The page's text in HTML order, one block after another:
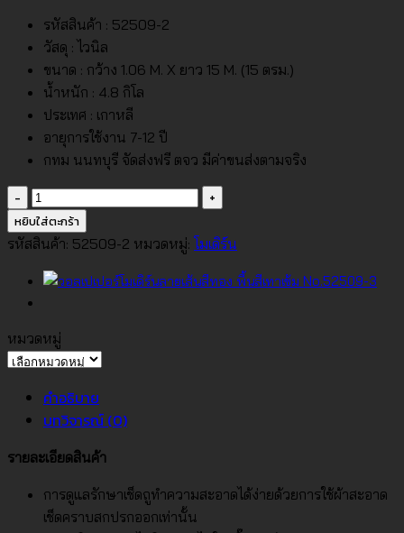
รหัสสินค้า : 52509-2
วัสดุ : ไวนิล
ขนาด : กว้าง 1.06 M. X ยาว 15 M. (15 ตรม.)
น้ำหนัก : 4.8 กิโล
ประเทศ : เกาหลี
อายุการใช้งาน 7-12 ปี
กทม นนทบุรี จัดส่งฟรี ตจว มีค่าขนส่งตามจริง
จำนวน
วอลเปเปอร์
โม
ลาย
เส้น
สี
ทอง
สี
น้ำตาล
No.52509-
2
ชิ้น
หยิบใส่ตะกร้า
รหัสสินค้า: 52509-2 หมวดหมู่: โมเดิร์น
หมวดหมู่
หมวด
คำอธิบาย
บทวิจารณ์ (0)
รายละเอียดสินค้า
การดูแลรักษาเช็ดถูทำความสะอาดได้ง่ายด้วยการใช้ผ้าสะอาด
เช็ดคราบสกปรกออกเท่านั้น